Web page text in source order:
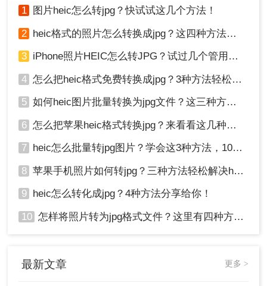
1 图片heic怎么转jpg？快试试这几个方法！
2 heic格式的照片怎么转换成jpg？这四种方法快速转换格式！
3 iPhone照片HEIC怎么转JPG？试过几个管用的方法！
4 怎么把heic格式免费转换成jpg？3种方法轻松解决，原来这么简单！
5 如何heic图片批量转换为jpg文件？这三种方法快速转换格式！
6 怎么把苹果heic格式转换jpg？来看看这几种方法吧！
7 heic怎么批量转jpg图片？学会这3种方法，10秒转换上百张图片。
8 苹果手机照片如何转jpg？三种方法轻松解决heic图片转换！
9 heic怎么转化成jpg？4种方法分享给你！
10 怎样将照片转为jpg格式文件？这里有四种方法！
最新文章 更多 >